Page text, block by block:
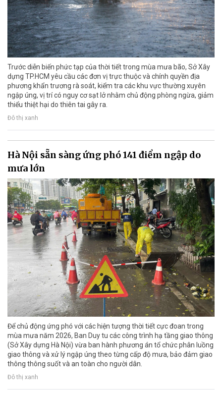
Trước diễn biến phức tạp của thời tiết trong mùa mưa bão, Sở Xây
dựng TP.HCM yêu cầu các đơn vị trực thuộc và chính quyền địa
phương khẩn trương rà soát, kiểm tra các khu vực thường xuyên
ngập úng, vị trí có nguy cơ sạt lở nhằm chủ động phòng ngừa, giảm
thiểu thiệt hại do thiên tai gây ra.
Đô thị xanh
Hà Nội sẵn sàng ứng phó 141 điểm ngập do
mưa lớn
Để chủ động ứng phó với các hiện tượng thời tiết cực đoan trong
mùa mưa năm 2026, Ban Duy tu các công trình hạ tầng giao thông
(Sở Xây dựng Hà Nội) vừa ban hành phương án tổ chức phân luồng
giao thông và xử lý ngập úng theo từng cấp độ mưa, bảo đảm giao
thông thông suốt và an toàn cho người dân.
Đô thị xanh